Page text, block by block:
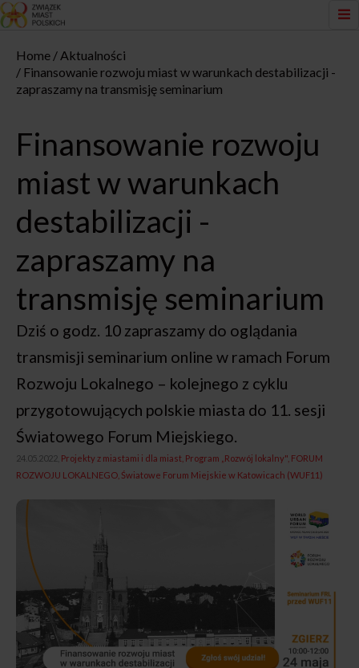
Home
Aktualności
Finansowanie rozwoju miast w warunkach destabilizacji -
zapraszamy na transmisję seminarium
Finansowanie rozwoju
miast w warunkach
destabilizacji -
zapraszamy na
transmisję seminarium
Dziś o godz. 10 zapraszamy do oglądania
transmisji seminarium online w ramach Forum
Rozwoju Lokalnego – kolejnego z cyklu
przygotowujących polskie miasta do 11. sesji
Światowego Forum Miejskiego.
24.05.2022, Projekty z miastami i dla miast Program „Rozwój lokalny" FORUM
ROZWOJU LOKALNEGO Światowe Forum Miejskie w Katowicach (WUF11)